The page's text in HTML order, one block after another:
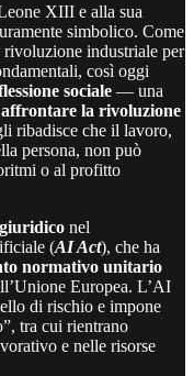
XIII e alla sua
simbolico. Come
industriale per
così oggi
sociale — una
affrontare la rivoluzione
ribadisce che il lavoro,
persona, non può
o al profitto
nel
(AI Act), che ha
normativo unitario
Europea. L’AI
di rischio e impone
tra cui rientrano
e nelle risorse